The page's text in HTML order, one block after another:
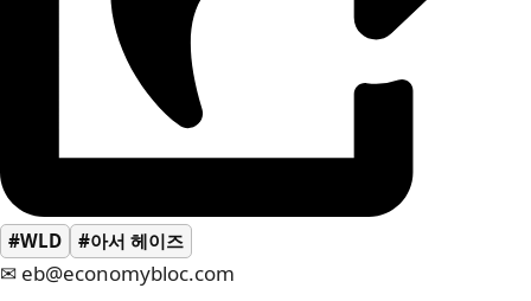
#WLD #아서 헤이즈
✉ eb@economybloc.com